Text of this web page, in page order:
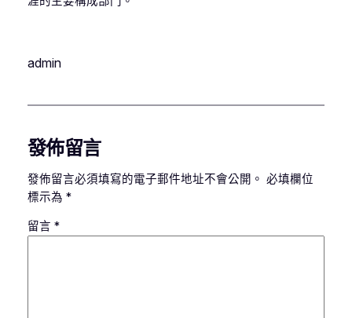
admin
發佈留言
發佈留言必須填寫的電子郵件地址不會公開。 必填欄位
標示為 *
留言 *